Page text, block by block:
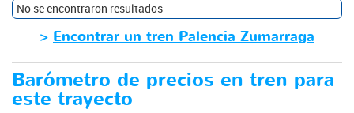
No se encontraron resultados
> Encontrar un tren Palencia Zumarraga
Barómetro de precios en tren para
este trayecto